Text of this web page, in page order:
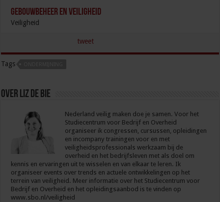
Gebouwbeheer en veiligheid
Veiligheid
tweet
Tags
Over Liz de Bie
Nederland veilig maken doe je samen. Voor het
Studiecentrum voor Bedrijf en Overheid
organiseer ik congressen, cursussen, opleidingen
en incompany trainingen voor en met
veiligheidsprofessionals werkzaam bij de
overheid en het bedrijfsleven met als doel om
kennis en ervaringen uit te wisselen en van elkaar te leren. Ik
organiseer events over trends en actuele ontwikkelingen op het
terrein van veiligheid. Meer informatie over het Studiecentrum voor
Bedrijf en Overheid en het opleidingsaanbod is te vinden op
www.sbo.nl/veiligheid